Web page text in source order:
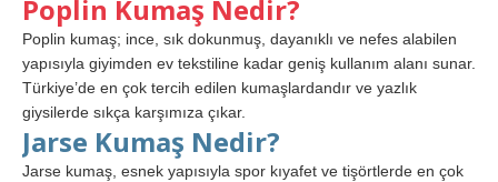
Poplin Kumaş Nedir?
Poplin kumaş; ince, sık dokunmuş, dayanıklı ve nefes alabilen
yapısıyla giyimden ev tekstiline kadar geniş kullanım alanı sunar.
Türkiye’de en çok tercih edilen kumaşlardandır ve yazlık
giysilerde sıkça karşımıza çıkar.
Jarse Kumaş Nedir?
Jarse kumaş, esnek yapısıyla spor kıyafet ve tişörtlerde en çok